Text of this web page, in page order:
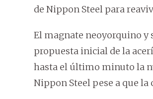
de Nippon Steel para
El magnate neoyorquino y
propuesta inicial de la
hasta el último minuto la
Nippon Steel pese a que